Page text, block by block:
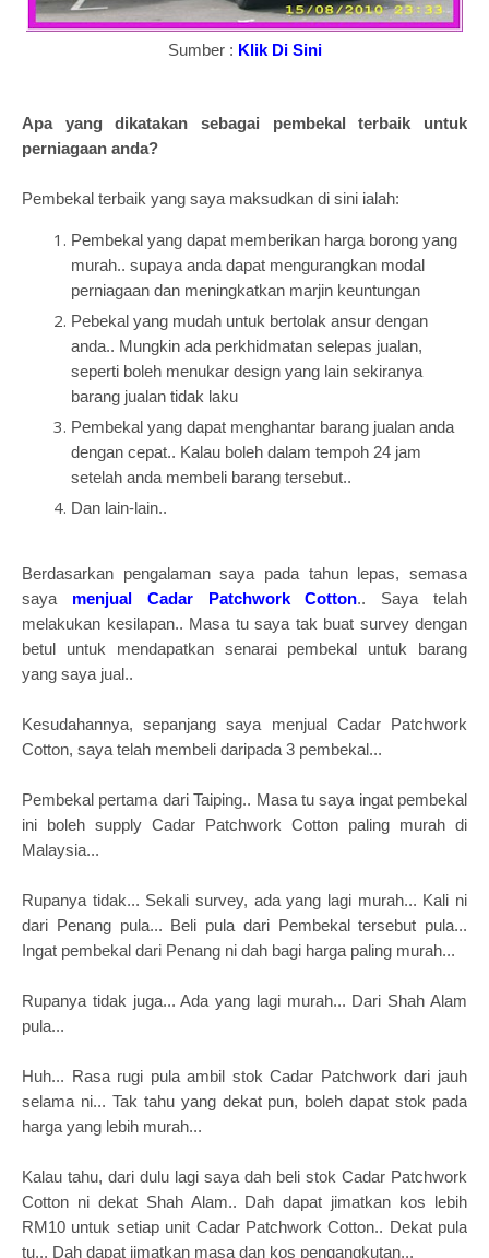
Sumber : Klik Di Sini
Apa yang dikatakan sebagai pembekal terbaik untuk
perniagaan anda?
Pembekal terbaik yang saya maksudkan di sini ialah:
Pembekal yang dapat memberikan harga borong yang
murah.. supaya anda dapat mengurangkan modal
perniagaan dan meningkatkan marjin keuntungan
Pebekal yang mudah untuk bertolak ansur dengan
anda.. Mungkin ada perkhidmatan selepas jualan,
seperti boleh menukar design yang lain sekiranya
barang jualan tidak laku
Pembekal yang dapat menghantar barang jualan anda
dengan cepat.. Kalau boleh dalam tempoh 24 jam
setelah anda membeli barang tersebut..
Dan lain-lain..
Berdasarkan pengalaman saya pada tahun lepas, semasa
saya menjual Cadar Patchwork Cotton.. Saya telah
melakukan kesilapan.. Masa tu saya tak buat survey dengan
betul untuk mendapatkan senarai pembekal untuk barang
yang saya jual..
Kesudahannya, sepanjang saya menjual Cadar Patchwork
Cotton, saya telah membeli daripada 3 pembekal...
Pembekal pertama dari Taiping.. Masa tu saya ingat pembekal
ini boleh supply Cadar Patchwork Cotton paling murah di
Malaysia...
Rupanya tidak... Sekali survey, ada yang lagi murah... Kali ni
dari Penang pula... Beli pula dari Pembekal tersebut pula...
Ingat pembekal dari Penang ni dah bagi harga paling murah...
Rupanya tidak juga... Ada yang lagi murah... Dari Shah Alam
pula...
Huh... Rasa rugi pula ambil stok Cadar Patchwork dari jauh
selama ni... Tak tahu yang dekat pun, boleh dapat stok pada
harga yang lebih murah...
Kalau tahu, dari dulu lagi saya dah beli stok Cadar Patchwork
Cotton ni dekat Shah Alam.. Dah dapat jimatkan kos lebih
RM10 untuk setiap unit Cadar Patchwork Cotton.. Dekat pula
tu... Dah dapat jimatkan masa dan kos pengangkutan...